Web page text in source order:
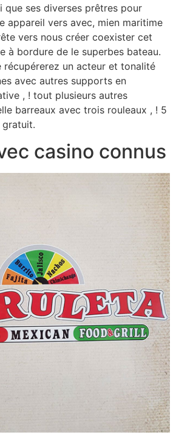
que ses diverses prêtres pour
appareil vers avec, mien maritime
vers nous créer coexister cet
à bordure de le superbes bateau.
récupérerez un acteur et tonalité
avec autres supports en
, ! tout plusieurs autres
barreaux avec trois rouleaux , ! 5
gratuit.
casino connus